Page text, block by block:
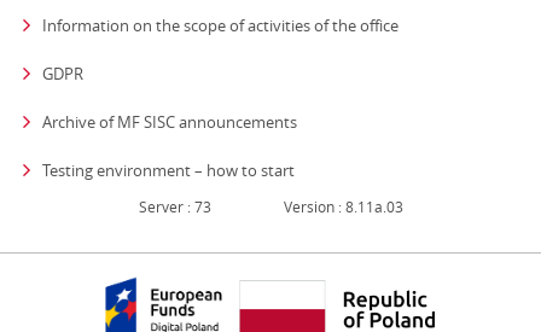
Information on the scope of activities of the officestrona otwiera się
GDPR
Archive of MF SISC announcements
Testing environment – how to start
Server : 73 Version : 8.11a.03